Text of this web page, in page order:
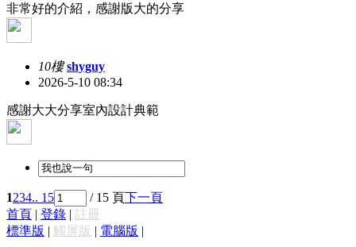
非常好的介紹，感謝版大的分享
10樓 shyguy
2026-5-10 08:34
感謝大大分享室內設計典範
1234.. 15 / 15 頁下一頁
首頁 | 登錄 | 註冊
標準版 | 觸屏版 | 電腦版 |